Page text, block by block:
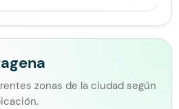
zonas de la ciudad según